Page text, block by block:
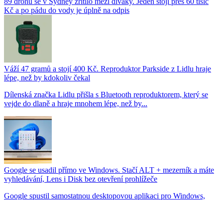
Kč a po pádu do vody je úplně na odpis
Váží 47 gramů a stojí 400 Kč. Reproduktor Parkside z Lidlu hraje
lépe, než by kdokoliv čekal
Dílenská značka Lidlu přišla s Bluetooth reproduktorem, který se
vejde do dlaně a hraje mnohem lépe, než by...
Google se usadil přímo ve Windows. Stačí ALT + mezerník a máte
vyhledávání, Lens i Disk bez otevření prohlížeče
Google spustil samostatnou desktopovou aplikaci pro Windows,